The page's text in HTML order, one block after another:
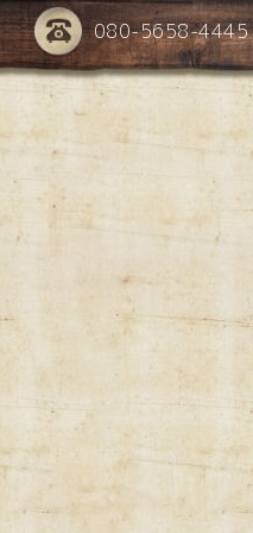
080-5658-4445